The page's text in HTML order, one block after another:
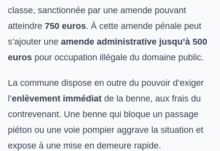
classe, sanctionnée par une amende pouvant
atteindre 750 euros. À cette amende pénale peut
s’ajouter une amende administrative jusqu’à 500
euros pour occupation illégale du domaine public.
La commune dispose en outre du pouvoir d’exiger
l’enlèvement immédiat de la benne, aux frais du
contrevenant. Une benne qui bloque un passage
piéton ou une voie pompier aggrave la situation et
expose à une mise en demeure rapide.